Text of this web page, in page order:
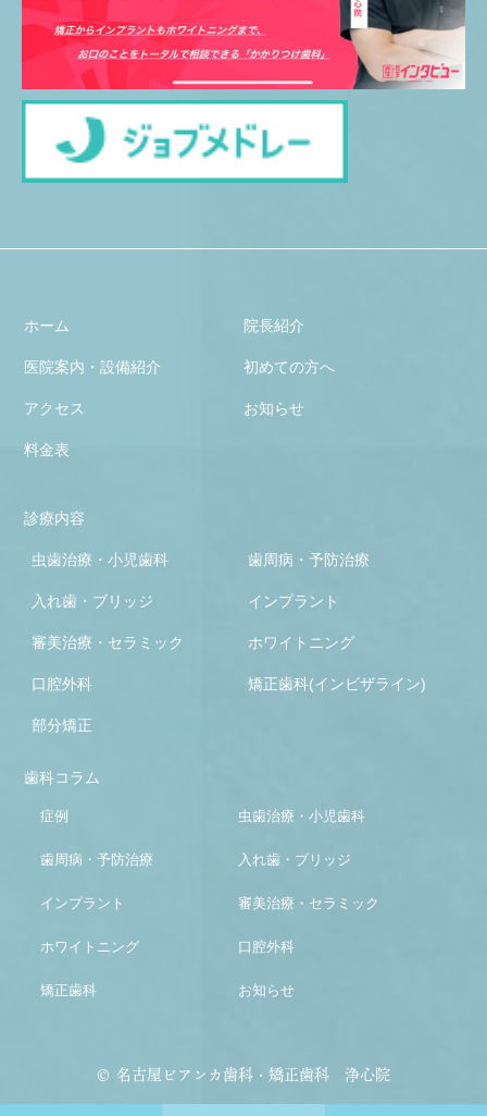
ホーム 院長紹介
医院案内・設備紹介 初めての方へ
アクセス お知らせ
料金表
診療内容
虫歯治療・小児歯科 歯周病・予防治療
入れ歯・ブリッジ インプラント
審美治療・セラミック ホワイトニング
口腔外科 矯正歯科(インビザライン)
部分矯正
歯科コラム
症例 虫歯治療・小児歯科
歯周病・予防治療 入れ歯・ブリッジ
インプラント 審美治療・セラミック
ホワイトニング 口腔外科
矯正歯科 お知らせ
© 名古屋ビアンカ歯科・矯正歯科 浄心院